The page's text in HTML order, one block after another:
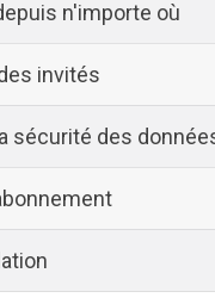
n'importe où
invités
sécurité des